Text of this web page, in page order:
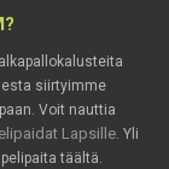
siirtyimme
Voit nauttia
Lapsille. Yli
täältä.